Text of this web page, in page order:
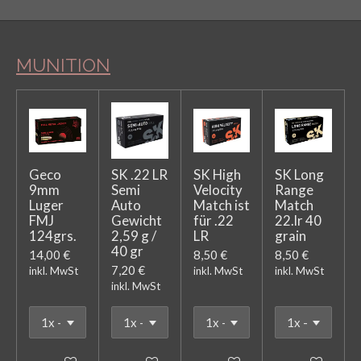
MUNITION
Geco
9mm
Luger
FMJ
124grs.
14,00 €
inkl. MwSt
SK .22 LR
Semi
Auto
Gewicht
2,59 g /
40 gr
7,20 €
inkl. MwSt
SK High
Velocity
Match ist
für .22
LR
8,50 €
inkl. MwSt
SK Long
Range
Match
22.lr 40
grain
8,50 €
inkl. MwSt